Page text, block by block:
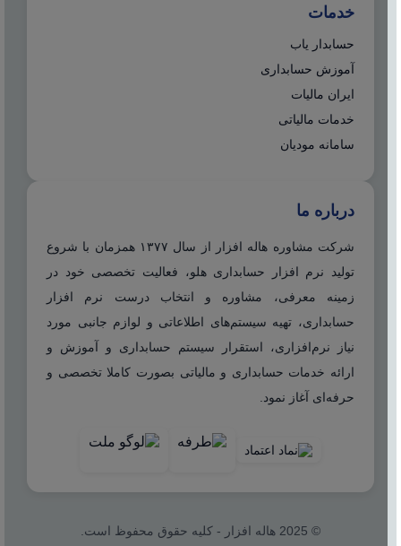
خدمات
حسابدار یاب
آموزش حسابداری
ایران مالیات
خدمات مالیاتی
سامانه مودیان
درباره ما
شرکت مشاوره هاله افزار از سال ۱۳۷۷ همزمان با شروع
تولید نرم افزار حسابداری هلو، فعالیت تخصصی خود در
زمینه معرفی، مشاوره و انتخاب درست نرم افزار
حسابداری، تهیه سیستم‌های اطلاعاتی و لوازم جانبی مورد
نیاز نرم‌افزاری، استقرار سیستم حسابداری و آموزش و
ارائه خدمات حسابداری و مالیاتی بصورت کاملا تخصصی و
حرفه‌ای آغاز نمود.
© 2025 هاله افزار - کلیه حقوق محفوظ است.